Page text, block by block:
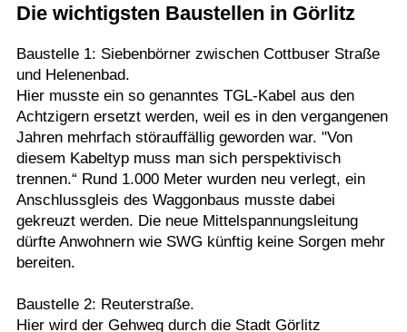
Die wichtigsten Baustellen in Görlitz
Baustelle 1: Siebenbörner zwischen Cottbuser Straße
und Helenenbad.
Hier musste ein so genanntes TGL-Kabel aus den
Achtzigern ersetzt werden, weil es in den vergangenen
Jahren mehrfach störauffällig geworden war. "Von
diesem Kabeltyp muss man sich perspektivisch
trennen.“ Rund 1.000 Meter wurden neu verlegt, ein
Anschlussgleis des Waggonbaus musste dabei
gekreuzt werden. Die neue Mittelspannungsleitung
dürfte Anwohnern wie SWG künftig keine Sorgen mehr
bereiten.
Baustelle 2: Reuterstraße.
Hier wird der Gehweg durch die Stadt Görlitz